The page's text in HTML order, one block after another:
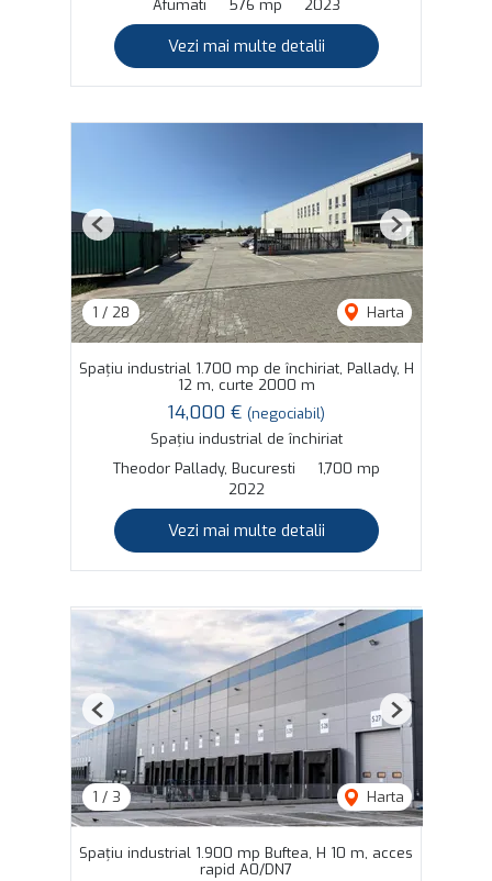
Afumati 576 mp 2023
Vezi mai multe detalii
1 / 28 Harta
Previous Next
Spațiu industrial 1.700 mp de închiriat, Pallady, H
12 m, curte 2000 m
14,000 € (negociabil)
Spațiu industrial de închiriat
Theodor Pallady, Bucuresti
1,700 mp
2022
Vezi mai multe detalii
1 / 3 Harta
Previous Next
Spațiu industrial 1.900 mp Buftea, H 10 m, acces
rapid A0/DN7